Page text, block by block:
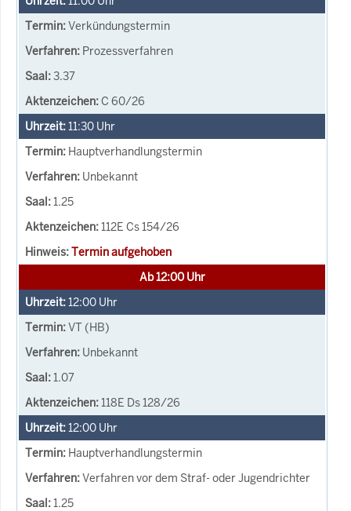
Verkündungstermin
Prozessverfahren
3.37
C 60/26
11:30 Uhr
Hauptverhandlungstermin
Unbekannt
1.25
112E Cs 154/26
Termin aufgehoben
Ab 12:00 Uhr
12:00 Uhr
VT (HB)
Unbekannt
1.07
118E Ds 128/26
12:00 Uhr
Hauptverhandlungstermin
Verfahren vor dem Straf- oder Jugendrichter
1.25